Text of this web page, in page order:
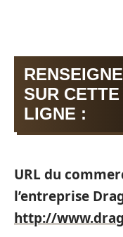
SUR
LIGNE :
URL du
l’entreprise
http://